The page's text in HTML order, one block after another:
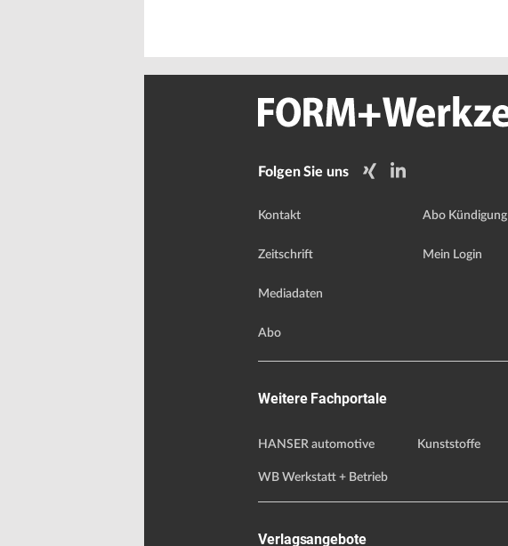
Folgen Sie uns
Kontakt
Zeitschrift
Mediadaten
Abo
Abo Kündigung
Mein Login
Weitere Fachportale
HANSER automotive Kunststoffe
WB Werkstatt + Betrieb
Verlagsangebote